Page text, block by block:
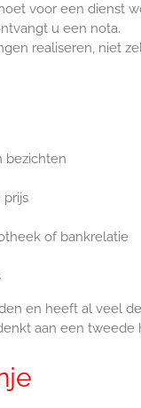
voor een dienst
u een nota.
realiseren, niet
bezichten
of bankrelatie
en heeft al veel
aan een tweede